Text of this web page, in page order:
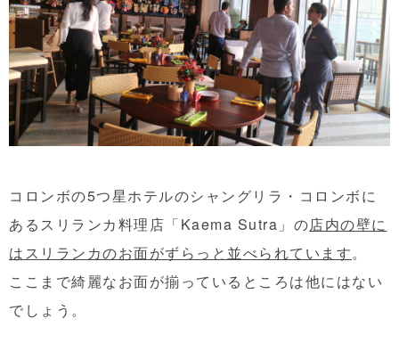
コロンボの5つ星ホテルのシャングリラ・コロンボに
あるスリランカ料理店「Kaema Sutra」の店内の壁に
はスリランカのお面がずらっと並べられています。
ここまで綺麗なお面が揃っているところは他にはない
でしょう。